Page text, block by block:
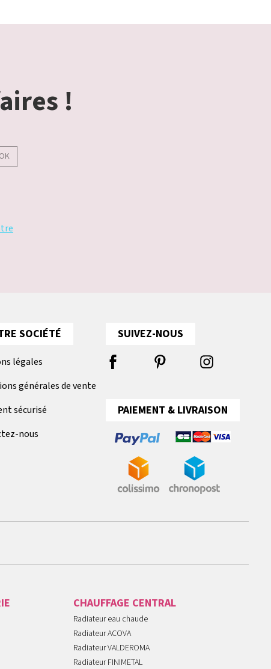
!
OK
SOCIÉTÉ
légales
générales de vente
sécurisé
nous
SUIVEZ-NOUS
PAIEMENT & LIVRAISON
CHAUFFAGE CENTRAL
Radiateur eau chaude
Radiateur ACOVA
Radiateur VALDEROMA
Radiateur FINIMETAL